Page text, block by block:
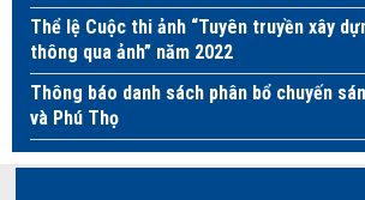
Thể lệ Cuộc thi ảnh “Tuyên truyền xây
thông qua ảnh” năm 2022
Thông báo danh sách phân bổ chuyến
và Phú Thọ